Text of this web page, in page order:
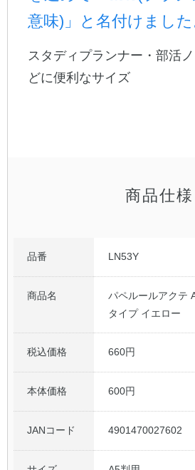
意味)」と名付けました
スタディプランナー・部活
どに便利なサイズ
商品仕様
品番 LN53Y
商品名
パペルールアクテ
タイプ イエロー
税込価格 660円
本体価格 600円
JANコード 4901470027602